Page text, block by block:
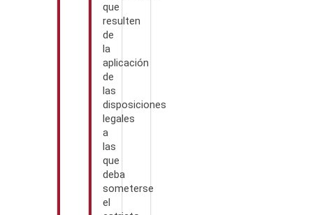
que
resulten
de
la
aplicación
de
las
disposiciones
legales
a
las
que
deba
someterse
el